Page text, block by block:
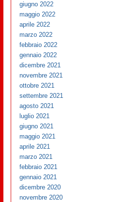
giugno 2022
maggio 2022
aprile 2022
marzo 2022
febbraio 2022
gennaio 2022
dicembre 2021
novembre 2021
ottobre 2021
settembre 2021
agosto 2021
luglio 2021
giugno 2021
maggio 2021
aprile 2021
marzo 2021
febbraio 2021
gennaio 2021
dicembre 2020
novembre 2020